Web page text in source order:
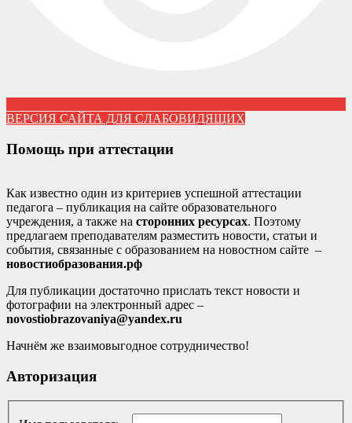
ВЕРСИЯ САЙТА ДЛЯ СЛАБОВИДЯЩИХ
Помощь при аттестации
Как известно один из критериев успешной аттестации
педагога – публикация на сайте образовательного
учреждения, а также на сторонних ресурсах. Поэтому
предлагаем преподавателям разместить новости, статьи и
события, связанные с образованием на новостном сайте –
новостиобразования.рф
Для публикации достаточно прислать текст новости и
фотографии на электронный адрес –
novostiobrazovaniya@yandex.ru
Начнём же взаимовыгодное сотрудничество!
Авторизация